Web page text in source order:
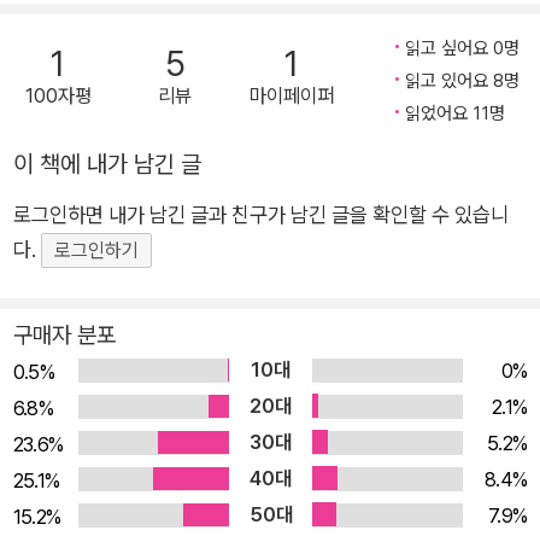
입장부터 아주 급진적인 입장까지.” 미드에 본격적으로 빠져들기
시작하면서, 유독 낯을 많이 가리던 그의 성격에도 변화가 생긴
트위터에서 #미드당 활동까지 하기에 이른다. 그리고 이러한 크
고 작은 변화들은 훗날 그의 소설에도 영향을 미친다. 이 모든 게
너무 좋아해서 생긴 일이다. “새로운 시즌이 시작되기를 손꼽아
기다리고, 휴방에 들어간 동안에도 관련된 정보를 찾아보고, 감독
>였다. <로스트>는 실제로 내 생활에도 영향을 끼쳤는데 그중
하나는 그 드라마 덕분에 내가 스윙댄스를 시작했다는 것이다. <
로스트>의 한 에피소드에 나온 음악이 좋아서 찾아보다가 ‘스윙
재즈’라는 장르를 알게 되었고, 그 장르가 궁금해서 찾아보다가
‘스윙댄스’를 알게 되었다. 그렇게 찾아간 동호회를 시작으로 나
는 6년 넘게 춤을 췄고, 「그들에게 린디합을」이라는 소설을 썼다.
1
100자평
5
리뷰
1
마이페이퍼
읽고 싶어요 0명
읽고 있어요 8명
읽었어요 11명
이 책에 내가 남긴 글
로그인하면 내가 남긴 글과 친구가 남긴 글을 확인할 수 있습니
다.
로그인하기
구매자 분포
0.5% 10대
0%
6.8%
20대
2.1%
23.6%
30대
5.2%
25.1%
40대
8.4%
15.2%
50대
7.9%